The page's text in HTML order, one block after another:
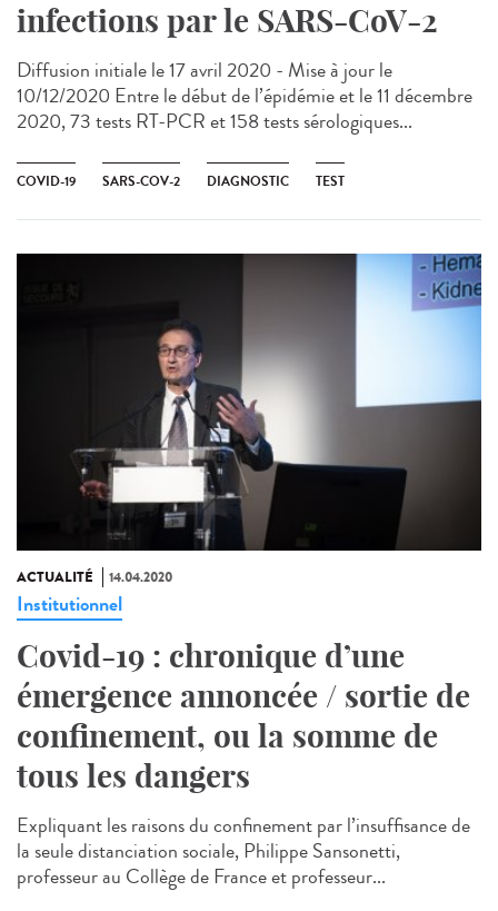
infections par le SARS-CoV-2
Diffusion initiale le 17 avril 2020 - Mise à jour le
10/12/2020 Entre le début de l’épidémie et le 11 décembre
2020, 73 tests RT-PCR et 158 tests sérologiques...
COVID-19 SARS-COV-2 DIAGNOSTIC TEST
ACTUALITÉ 14.04.2020
Institutionnel
Covid-19 : chronique d’une
émergence annoncée / sortie de
confinement, ou la somme de
tous les dangers
Expliquant les raisons du confinement par l’insuffisance de
la seule distanciation sociale, Philippe Sansonetti,
professeur au Collège de France et professeur...